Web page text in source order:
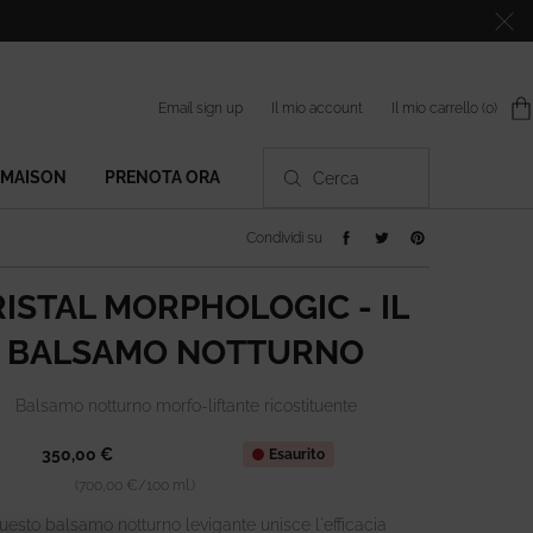
Email sign up Il mio account Il mio carrello 0
0 prodotto
PRENOTA ORA Cerca
Condividi su Condividi su facebook
Condividi su twitter
Condividi su
MORPHOLOGIC - IL
BALSAMO NOTTURNO
Balsamo notturno morfo-liftante ricostituente
350,00 €
(700,00 €/100 ml.)
Esaurito
balsamo notturno levigante unisce l'efficacia